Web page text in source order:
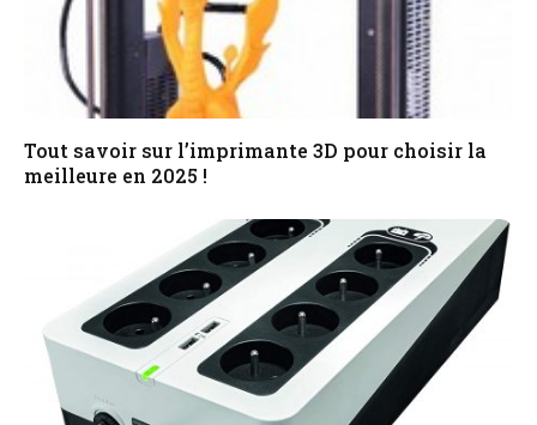
Tout savoir sur l’imprimante 3D pour choisir la
meilleure en 2025 !